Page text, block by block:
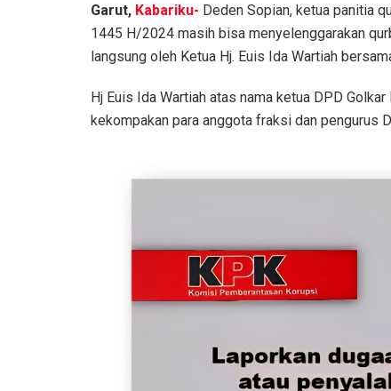
Garut, Kabariku- Deden Sopian, ketua panitia
1445 H/2024 masih bisa menyelenggarakan
langsung oleh Ketua Hj. Euis Ida Wartiah
Hj Euis Ida Wartiah atas nama ketua DPD
kekompakan para anggota fraksi dan pengurus